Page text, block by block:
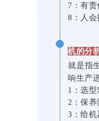
7：有责
8：人
机的分
就是指
响生产
1：选型
2：保养
3：给机